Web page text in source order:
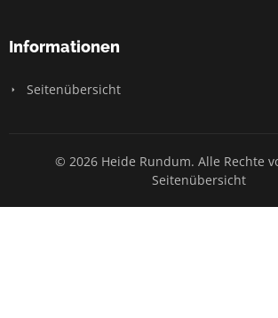
Informationen
Seitenübersicht
© 2026 Heide Rundum. Alle Rechte
Seitenübersicht